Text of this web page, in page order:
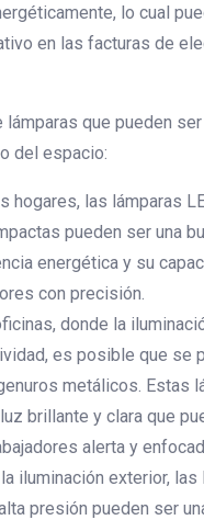
lo cual
en las facturas de
que pueden
del espacio:
hogares, las lámparas
pueden ser una
energética y su
con precisión.
donde la
es posible que se
metálicos. Estas
brillante y clara que
alerta y
iluminación exterior, las
presión pueden ser
ENVIAR